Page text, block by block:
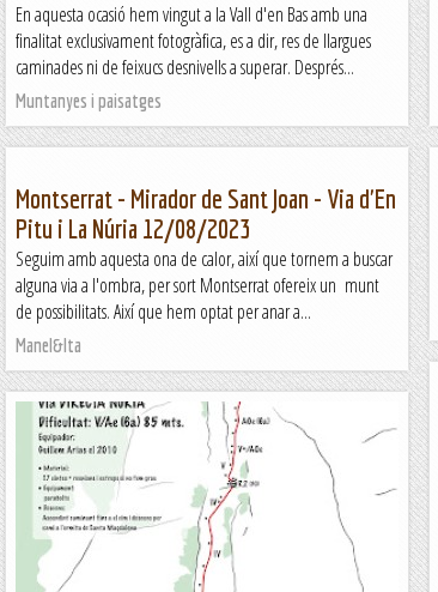
En aquesta ocasió hem vingut a la Vall d'en Bas amb una
finalitat exclusivament fotogràfica, es a dir, res de llargues
caminades ni de feixucs desnivells a superar. Després...
Muntanyes i paisatges
Montserrat - Mirador de Sant Joan - Via d'En
Pitu i La Núria 12/08/2023
Seguim amb aquesta ona de calor, així que tornem a buscar
alguna via a l'ombra, per sort Montserrat ofereix un munt
de possibilitats. Així que hem optat per anar a...
Manel&Ita